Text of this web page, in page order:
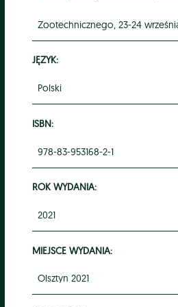
Zootechnicznego, 23-24
JĘZYK:
Polski
ISBN:
978-83-953168-2-1
ROK WYDANIA:
2021
MIEJSCE WYDANIA:
Olsztyn 2021